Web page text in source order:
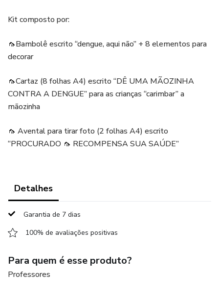
Kit composto por:
🦟Bambolê escrito “dengue, aqui não” + 8 elementos para
decorar
🦟Cartaz (8 folhas A4) escrito “DÊ UMA MÃOZINHA
CONTRA A DENGUE” para as crianças “carimbar” a
mãozinha
🦟 Avental para tirar foto (2 folhas A4) escrito
“PROCURADO 🦟 RECOMPENSA SUA SAÚDE”
Detalhes
Garantia de 7 dias
100% de avaliações positivas
Para quem é esse produto?
Professores